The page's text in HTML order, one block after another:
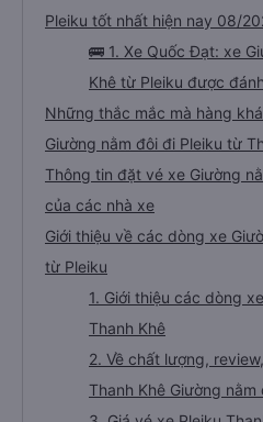
Pleiku tốt nhất hiện nay 08/
🚌 1. Xe Quốc Đạt: xe
Khê từ Pleiku được
Những thắc mắc mà hàng
Giường nằm đôi đi Pleiku từ
Thông tin đặt vé xe Giường
của các nhà xe
Giới thiệu về các dòng xe
từ Pleiku
1. Giới thiệu các dòng
Thanh Khê
2. Về chất lượng,
Thanh Khê Giường nằm